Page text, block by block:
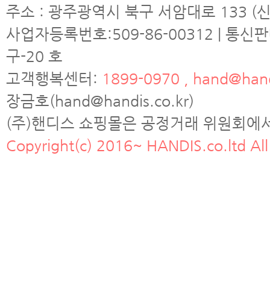
주소 : 광주광역시 북구 서암대로 133 (
사업자등록번호:509-86-00312 | 통신
구-20 호
고객행복센터: 1899-0970 ,
장금호(hand@handis.co.kr)
(주)핸디스 쇼핑몰은 공정거래 위원회
Copyright(c) 2016~ HANDIS.co.ltd